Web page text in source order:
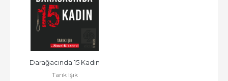
Darağacında 15 Kadın
Tarık Işık